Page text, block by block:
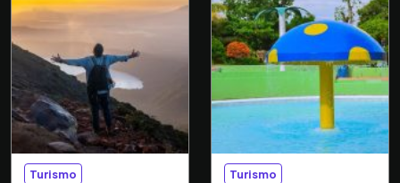
Turismo Turismo